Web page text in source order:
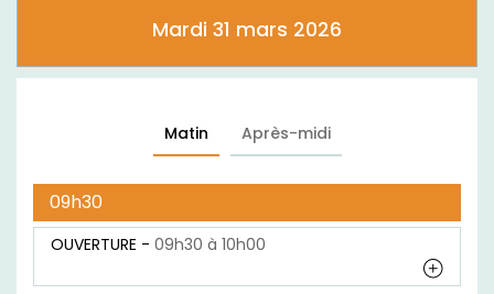
Mardi 31 mars 2026
Matin Après-midi
09h30
OUVERTURE - 09h30 à 10h00